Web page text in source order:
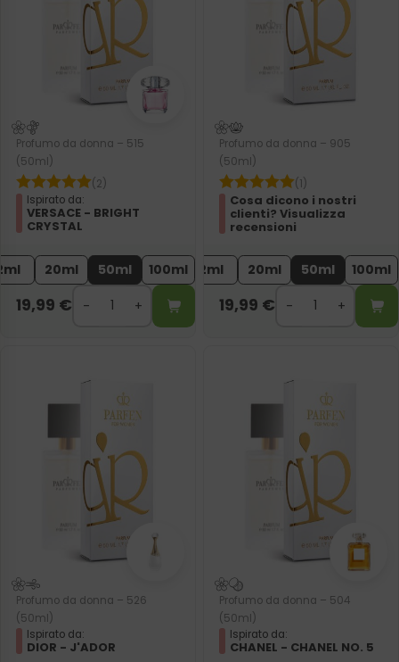
Profumo da donna – 515
(50ml)
(2)
Ispirato da:
VERSACE - BRIGHT
CRYSTAL
20ml 50ml 100ml
19,99 €
Profumo da donna – 905
(50ml)
(1)
Cosa dicono i nostri
clienti? Visualizza
recensioni
2ml 20ml 50ml 100ml
19,99 €
Profumo da donna – 526
(50ml)
Ispirato da:
DIOR - J'ADOR
Profumo da donna – 504
(50ml)
Ispirato da:
CHANEL - CHANEL NO. 5